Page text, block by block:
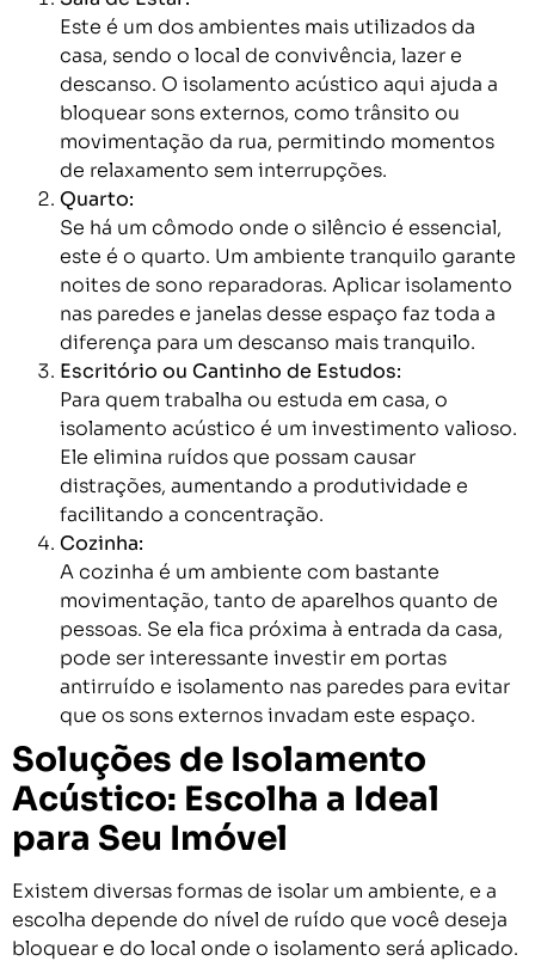
Este é um dos ambientes mais utilizados da
casa, sendo o local de convivência, lazer e
descanso. O isolamento acústico aqui ajuda a
bloquear sons externos, como trânsito ou
movimentação da rua, permitindo momentos
de relaxamento sem interrupções.
Quarto:
Se há um cômodo onde o silêncio é essencial,
este é o quarto. Um ambiente tranquilo garante
noites de sono reparadoras. Aplicar isolamento
nas paredes e janelas desse espaço faz toda a
diferença para um descanso mais tranquilo.
Escritório ou Cantinho de Estudos:
Para quem trabalha ou estuda em casa, o
isolamento acústico é um investimento valioso.
Ele elimina ruídos que possam causar
distrações, aumentando a produtividade e
facilitando a concentração.
Cozinha:
A cozinha é um ambiente com bastante
movimentação, tanto de aparelhos quanto de
pessoas. Se ela fica próxima à entrada da casa,
pode ser interessante investir em portas
antirruído e isolamento nas paredes para evitar
que os sons externos invadam este espaço.
Soluções de Isolamento
Acústico: Escolha a Ideal
para Seu Imóvel
Existem diversas formas de isolar um ambiente, e a
escolha depende do nível de ruído que você deseja
bloquear e do local onde o isolamento será aplicado.